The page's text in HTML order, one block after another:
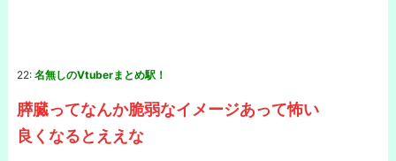
22: 名無しのVtuberまとめ駅！
膵臓ってなんか脆弱なイメージあって怖い
良くなるとええな